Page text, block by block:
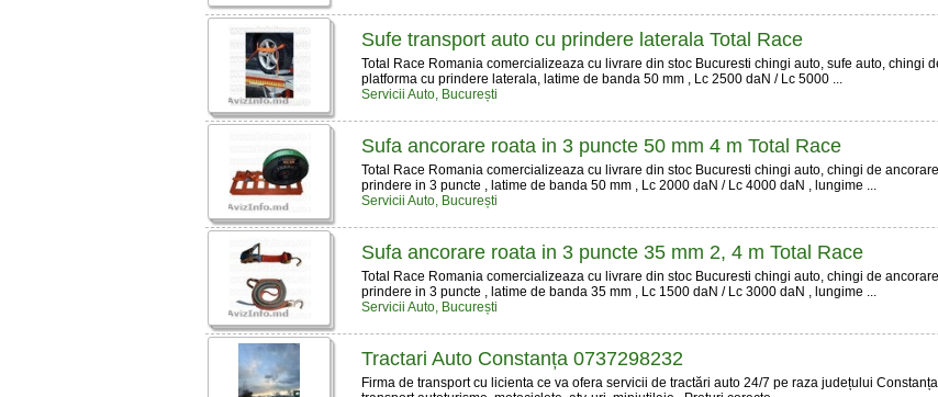
Sufe transport auto cu prindere laterala Total Race
Total Race Romania comercializeaza cu livrare din stoc Bucuresti chingi auto, sufe auto, chingi
platforma cu prindere laterala, latime de banda 50 mm , Lc 2500 daN / Lc 5000 ...
Servicii Auto, București
Sufa ancorare roata in 3 puncte 50 mm 4 m Total Race
Total Race Romania comercializeaza cu livrare din stoc Bucuresti chingi auto, chingi de
prindere in 3 puncte , latime de banda 50 mm , Lc 2000 daN / Lc 4000 daN , lungime ...
Servicii Auto, București
Sufa ancorare roata in 3 puncte 35 mm 2, 4 m Total Race
Total Race Romania comercializeaza cu livrare din stoc Bucuresti chingi auto, chingi de
prindere in 3 puncte , latime de banda 35 mm , Lc 1500 daN / Lc 3000 daN , lungime ...
Servicii Auto, București
Tractari Auto Constanța 0737298232
Firma de transport cu licienta ce va ofera servicii de tractări auto 24/7 pe raza județului